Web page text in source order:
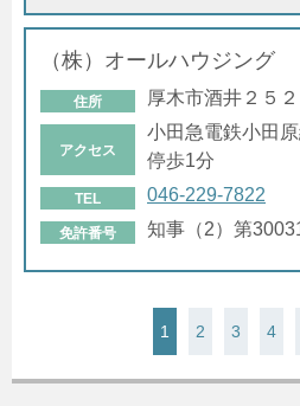
（株）オールハウジング
住所 厚木市酒井２５
アクセス
小田急電鉄小田
停歩1分
TEL 046-229-7822
免許番号 知事（2）第
1 2 3 4